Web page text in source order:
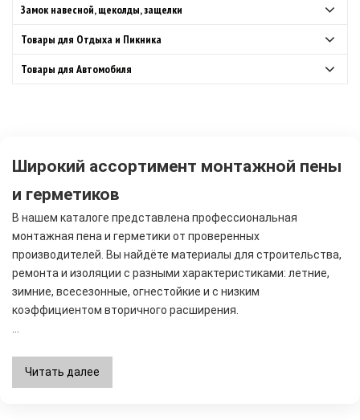
Замок навесной, щеколды, защелки
Товары для Отдыха и Пикника
Товары для Автомобиля
Широкий ассортимент монтажной пены
и герметиков
В нашем каталоге представлена профессиональная
монтажная пена и герметики от проверенных
производителей. Вы найдёте материалы для строительства,
ремонта и изоляции с разными характеристиками: летние,
зимние, всесезонные, огнестойкие и с низким
коэффициентом вторичного расширения.
Читать далее